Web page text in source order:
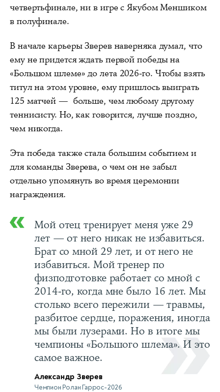
четвертьфинале, ни в игре с Якубом Меншиком
в полуфинале.
В начале карьеры Зверев наверняка думал, что
ему не придется ждать первой победы на
«Большом шлеме» до лета 2026-го. Чтобы взять
титул на этом уровне, ему пришлось выиграть
125 матчей — больше, чем любому другому
теннисисту. Но, как говорится, лучше поздно,
чем никогда.
Эта победа также стала большим событием и
для команды Зверева, о чем он не забыл
отдельно упомянуть во время церемонии
награждения.
Мой отец тренирует меня уже 29
лет — от него никак не избавиться.
Брат со мной 29 лет, и от него не
избавиться. Мой тренер по
физподготовке работает со мной с
2014-го, когда мне было 16 лет. Мы
столько всего пережили — травмы,
разбитое сердце, поражения, иногда
мы были лузерами. Но в итоге мы
чемпионы «Большого шлема». И это
самое важное.
Александр Зверев
Чемпион Ролан Гаррос-2026